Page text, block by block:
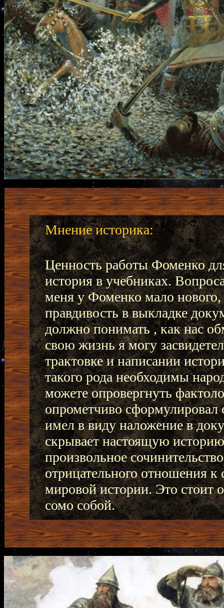
Мнение историка:
Ценность работы Фоменко
история в учебниках.
меня у Фоменко мало нового,
правдивость в выкладке
должно понимать , как нас
свою жизнь я могу
трактовке и написании
такого рода необходимы
можете опровергнуть
опрометчиво сформулировал
имел в виду наложение в
скрывает настоящую
произвольное
отрицательного отношения к
мировой истории. Это стоит
сомо собой.